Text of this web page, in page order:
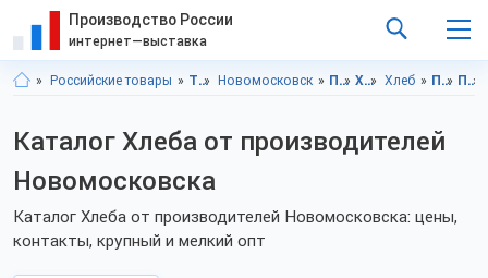
Производство России
интернет—выставка
Российские товары Тульская область Новомосковск Продукты питания Хлебобулочные изделия Хлеб Продукты питания, Тульская область Продукты питания, Новомосковск
Каталог Хлеба от производителей
Новомосковска
Каталог Хлеба от производителей Новомосковска: цены,
контакты, крупный и мелкий опт